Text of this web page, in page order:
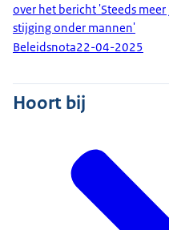
over het bericht 'Steeds
stijging onder mannen'
Beleidsnota22-04-2025
Hoort bij